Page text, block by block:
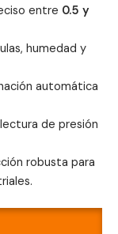
entre 0.5 y
humedad y
automática
de presión
robusta para